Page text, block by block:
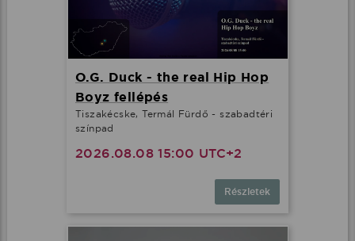
O.G. Duck - the real Hip Hop
Boyz fellépés
Tiszakécske, Termál Fürdő - szabadtéri
színpad
2026.08.08 15:00 UTC+2
Részletek